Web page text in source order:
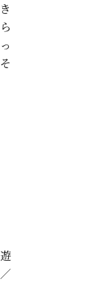
き
ら
っ
そ
遊
／